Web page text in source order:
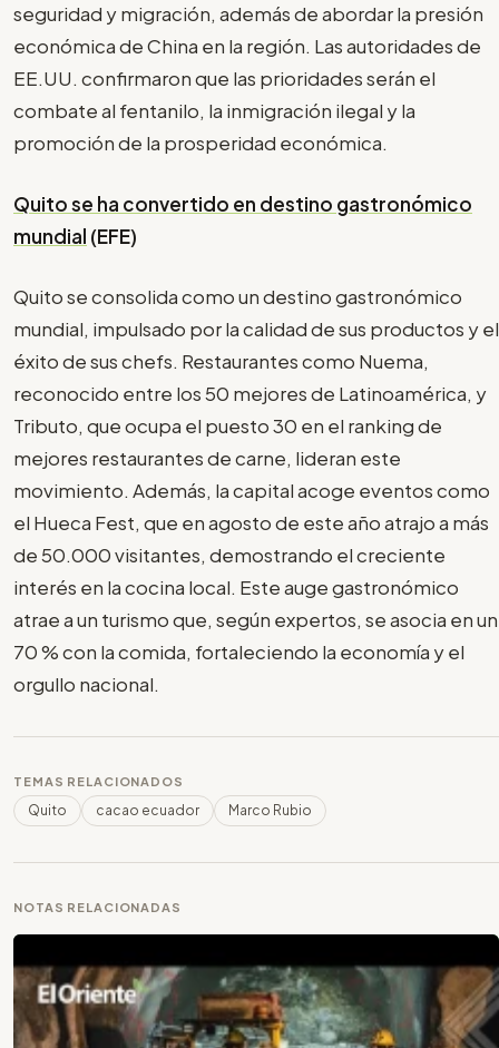
seguridad y migración, además de abordar la presión
económica de China en la región. Las autoridades de
EE.UU. confirmaron que las prioridades serán el
combate al fentanilo, la inmigración ilegal y la
promoción de la prosperidad económica.
Quito se ha convertido en destino gastronómico
mundial (EFE)
Quito se consolida como un destino gastronómico
mundial, impulsado por la calidad de sus productos y el
éxito de sus chefs. Restaurantes como Nuema,
reconocido entre los 50 mejores de Latinoamérica, y
Tributo, que ocupa el puesto 30 en el ranking de
mejores restaurantes de carne, lideran este
movimiento. Además, la capital acoge eventos como
el Hueca Fest, que en agosto de este año atrajo a más
de 50.000 visitantes, demostrando el creciente
interés en la cocina local. Este auge gastronómico
atrae a un turismo que, según expertos, se asocia en un
70 % con la comida, fortaleciendo la economía y el
orgullo nacional.
TEMAS RELACIONADOS
Quito cacao ecuador Marco Rubio
NOTAS RELACIONADAS